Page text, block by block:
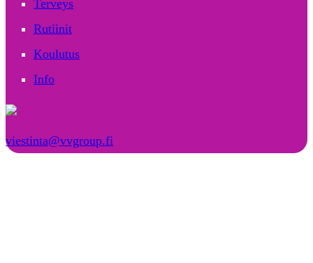
Terveys
Rutiinit
Koulutus
Info
viestinta@vvgroup.fi